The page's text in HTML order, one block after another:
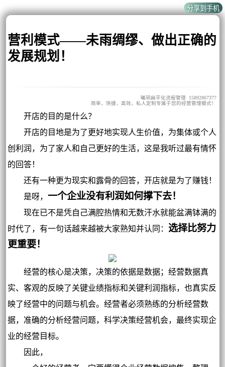
营利模式——未雨绸缪、做出正确的
发展规划！
曦玥扁平化流程管理 15892867377
简单，快捷，高效，私人定制专属于您的经营管理模式！
开店的目的是什么？
开店的目地是为了更好地实现人生价值，为集体或个人
创利润，为了家人和自己更好的生活，这是我听过最有情怀
的回答！
还有一种更为现实和露骨的回答，开店就是为了赚钱！
是呀， 一个企业没有利润如何撑下去！
现在已不是凭自己满腔热情和无数汗水就能盆满钵满的
时代了，有一句话越来越被大家熟知并认同： 选择比努力
更重要！
经营的核心是决策，决策的依据是数据；经营数据真
实、客观的反映了关键业绩指标和关键利润指标，也真实反
映了经营中的问题与机会。经营者必须熟练的分析经营数
据，准确的分析经营问题，科学决策经营机会，最终实现企
业的经营目标。
因此，